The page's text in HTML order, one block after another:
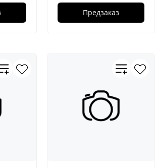
Предзаказ